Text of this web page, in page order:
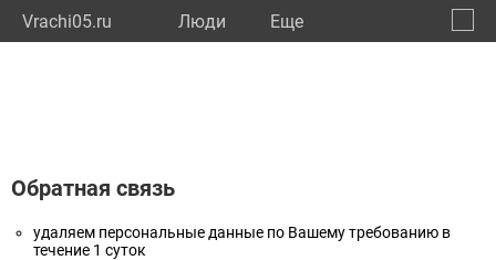
Vrachi05.ru Люди Eще
Обратная связь
удаляем персональные данные по Вашему требованию в
течение 1 суток